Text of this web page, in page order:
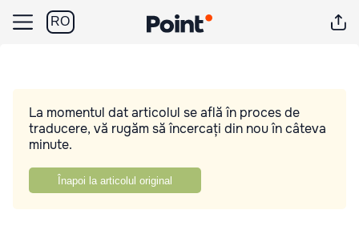
RO
La momentul dat articolul se află în proces de
traducere, vă rugăm să încercați din nou în câteva
minute.
Înapoi la articolul original